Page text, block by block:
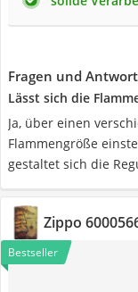
Fragen und
Lässt sich die
Ja, über einen
Flammengröße
gestaltet sich die
Zippo
Bestseller